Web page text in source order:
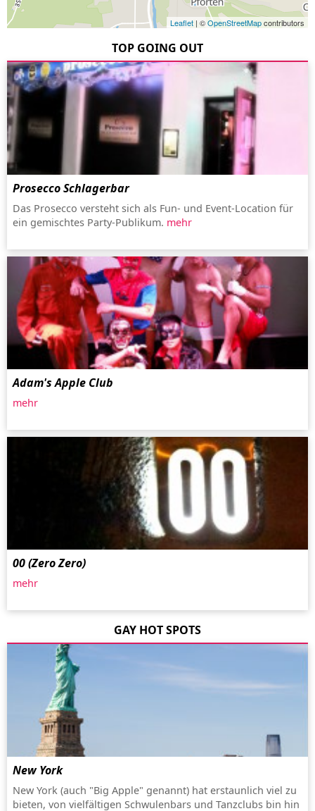
Leaflet | ©OpenStreetMapcontributors
TOP GOING OUT
Prosecco Schlagerbar
Das Prosecco versteht sich als Fun- und Event-Location für
ein gemischtes Party-Publikum. mehr
Adam's Apple Club
mehr
00 (Zero Zero)
mehr
GAY HOT SPOTS
New York
New York (auch "Big Apple" genannt) hat erstaunlich viel zu
bieten, von vielfältigen Schwulenbars und Tanzclubs bin hin